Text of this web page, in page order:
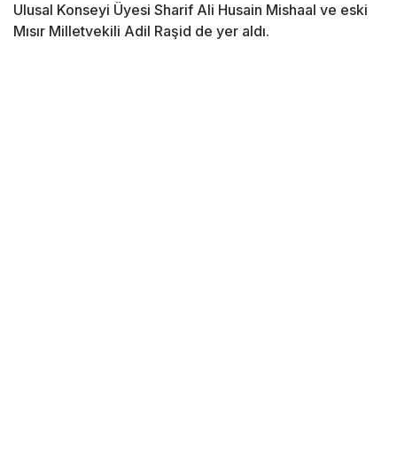
Ulusal Konseyi Üyesi Sharif Ali Husain Mishaal ve eski
Mısır Milletvekili Adil Raşid de yer aldı.